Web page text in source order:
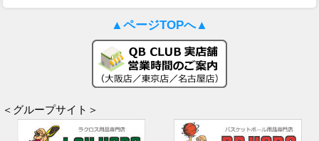
▲ページTOPへ▲
＜グループサイト＞